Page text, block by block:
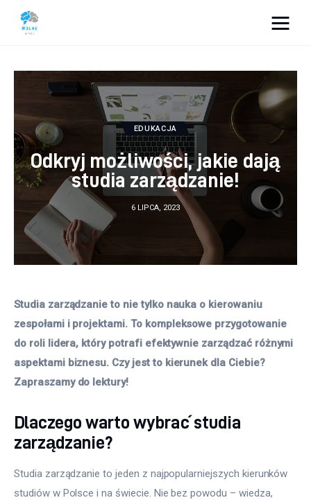
Lifestyle
Biznes
Dom i ogród
Uroda
Zdrowie
Więcej
EDUKACJA
Odkryj możliwości, jakie dają
studia zarządzanie!
6 LIPCA, 2023
Studia zarządzanie to nie tylko nauka o kierowaniu
zespołami i projektami. To kompleksowe przygotowanie
do roli lidera, który potrafi efektywnie zarządzać różnymi
aspektami biznesu. Czy jest to kierunek dla Ciebie?
Zapraszamy do lektury!
Dlaczego warto wybrać studia
zarządzanie?
Studia zarządzanie to jeden z najpopularniejszych kierunków
studiów w Polsce i na świecie. Nie bez powodu – wiedza,